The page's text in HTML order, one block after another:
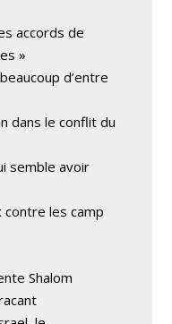
accords de
»
d’entre
dans le conflit du
semble avoir
contre les camp
Shalom